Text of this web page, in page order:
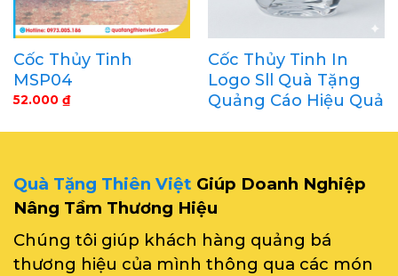
Cốc Thủy Tinh
MSP04
52.000 ₫
Cốc Thủy Tinh In
Logo Sll Quà Tặng
Quảng Cáo Hiệu Quả
Quà Tặng Thiên Việt Giúp Doanh Nghiệp
Nâng Tầm Thương Hiệu
Chúng tôi giúp khách hàng quảng bá
thương hiệu của mình thông qua các món